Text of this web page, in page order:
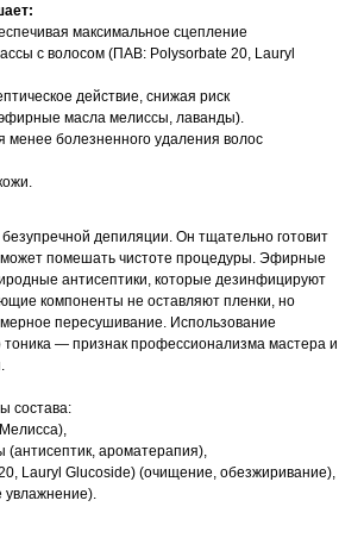
максимальное сцепление
с волосом (ПАВ: Polysorbate 20, Lauryl
действие, снижая риск
масла мелиссы, лаванды).
менее болезненного удаления волос
депиляции. Он тщательно готовит
может помешать чистоте процедуры. Эфирные
антисептики, которые дезинфицируют
компоненты не оставляют пленки, но
пересушивание. Использование
тоника — признак профессионализма мастера и
состава:
(антисептик, ароматерапия),
Lauryl Glucoside) (очищение, обезжиривание),
увлажнение).